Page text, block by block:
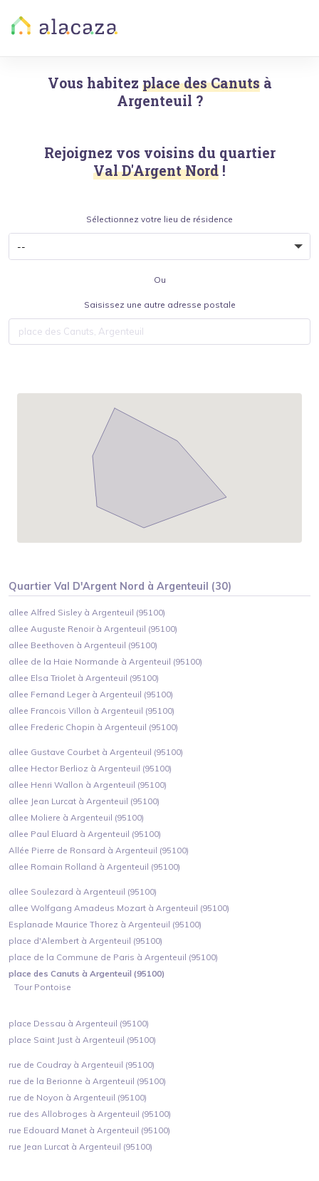
Vous habitez place des Canuts à
Argenteuil ?
Rejoignez vos voisins du quartier
Val D'Argent Nord !
Sélectionnez votre lieu de résidence
Ou
Saisissez une autre adresse postale
QuartierVal D'Argent Nord àArgenteuil (30)
allee Alfred Sisley à Argenteuil (95100)
allee Auguste Renoir à Argenteuil (95100)
allee Beethoven à Argenteuil (95100)
allee de la Haie Normande à Argenteuil (95100)
allee Elsa Triolet à Argenteuil (95100)
allee Fernand Leger à Argenteuil (95100)
allee Francois Villon à Argenteuil (95100)
allee Frederic Chopin à Argenteuil (95100)
allee Gustave Courbet à Argenteuil (95100)
allee Hector Berlioz à Argenteuil (95100)
allee Henri Wallon à Argenteuil (95100)
allee Jean Lurcat à Argenteuil (95100)
allee Moliere à Argenteuil (95100)
allee Paul Eluard à Argenteuil (95100)
Allée Pierre de Ronsard à Argenteuil (95100)
allee Romain Rolland à Argenteuil (95100)
allee Soulezard à Argenteuil (95100)
allee Wolfgang Amadeus Mozart à Argenteuil (95100)
Esplanade Maurice Thorez à Argenteuil (95100)
place d'Alembert à Argenteuil (95100)
place de la Commune de Paris à Argenteuil (95100)
place des Canuts à Argenteuil (95100)
Tour Pontoise
place Dessau à Argenteuil (95100)
place Saint Just à Argenteuil (95100)
rue de Coudray à Argenteuil (95100)
rue de la Berionne à Argenteuil (95100)
rue de Noyon à Argenteuil (95100)
rue des Allobroges à Argenteuil (95100)
rue Edouard Manet à Argenteuil (95100)
rue Jean Lurcat à Argenteuil (95100)